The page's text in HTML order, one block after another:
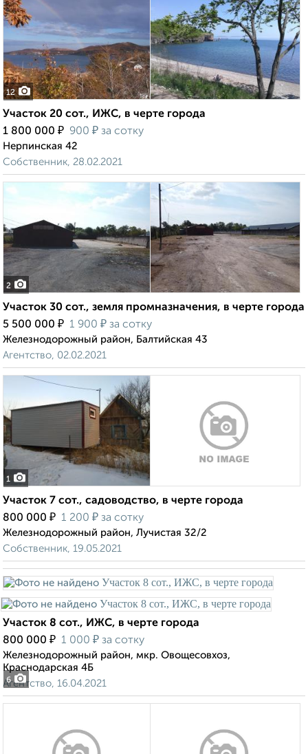
12
Участок 20 сот., ИЖС, в черте города
1 800 000 ₽ 900 ₽ за сотку
Нерпинская 42
Собственник, 28.02.2021
2
Участок 30 сот., земля промназначения, в черте города
5 500 000 ₽ 1 900 ₽ за сотку
Железнодорожный район, Балтийская 43
Агентство, 02.02.2021
1
Участок 7 сот., садоводство, в черте города
800 000 ₽ 1 200 ₽ за сотку
Железнодорожный район, Лучистая 32/2
Собственник, 19.05.2021
6
Участок 8 сот., ИЖС, в черте города
800 000 ₽ 1 000 ₽ за сотку
Железнодорожный район, мкр. Овощесовхоз,
Краснодарская 4Б
Агентство, 16.04.2021